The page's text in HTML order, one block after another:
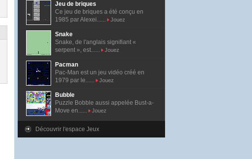
Jeu de briques
Ce jeu de briques a été conçu en
1985 par Alexei......
Jouez
Snake
Snake, de l'anglais signifiant «
serpent », est......
Jouez
Pacman
Pac-Man est un jeu vidéo créé en
1979 par le......
Jouez
Bubble
Puzzle Bobble aussi appelée Bust-a-
Move en......
Jouez
Découvrir l'espace Jeux